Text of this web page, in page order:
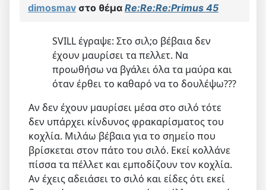
dimosmav στο θέμα Re:Re:Re:Primus 45
SVILL έγραψε: Στο σιλ;o βέβαια δεν
έχουν μαυρίσει τα πελλετ. Να
προωθήσω να βγάλει όλα τα μαύρα και
όταν έρθει το καθαρό να το δουλέψω???
Αν δεν έχουν μαυρίσει μέσα στο σιλό τότε
δεν υπάρχει κίνδυνος φρακαρίσματος του
κοχλία. Μιλάω βέβαια για το σημείο που
βρίσκεται στον πάτο του σιλό. Εκεί κολλάνε
πίσσα τα πέλλετ και εμποδίζουν τον κοχλία.
Αν έχεις αδειάσει το σιλό και είδες ότι εκεί